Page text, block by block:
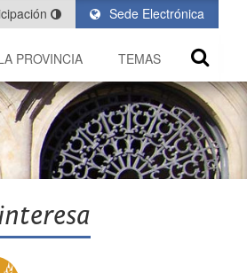
Sede Electrónica
PROVINCIA TEMAS